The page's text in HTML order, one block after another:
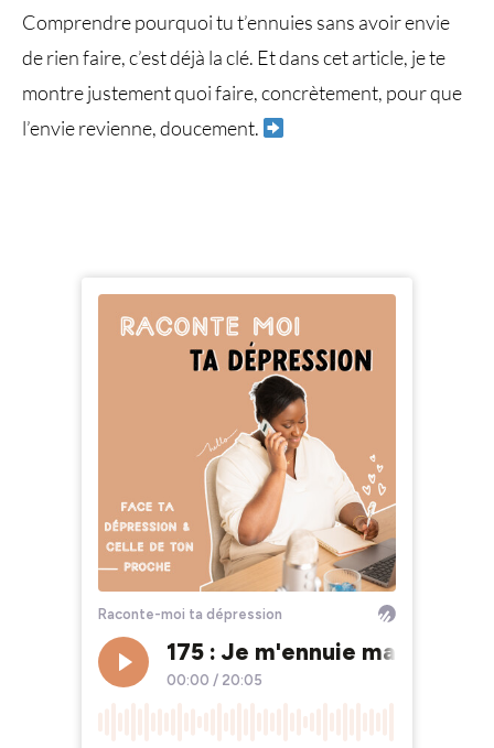
Comprendre pourquoi tu t’ennuies sans avoir envie
de rien faire, c’est déjà la clé. Et dans cet article, je te
montre justement quoi faire, concrètement, pour que
l’envie revienne, doucement.